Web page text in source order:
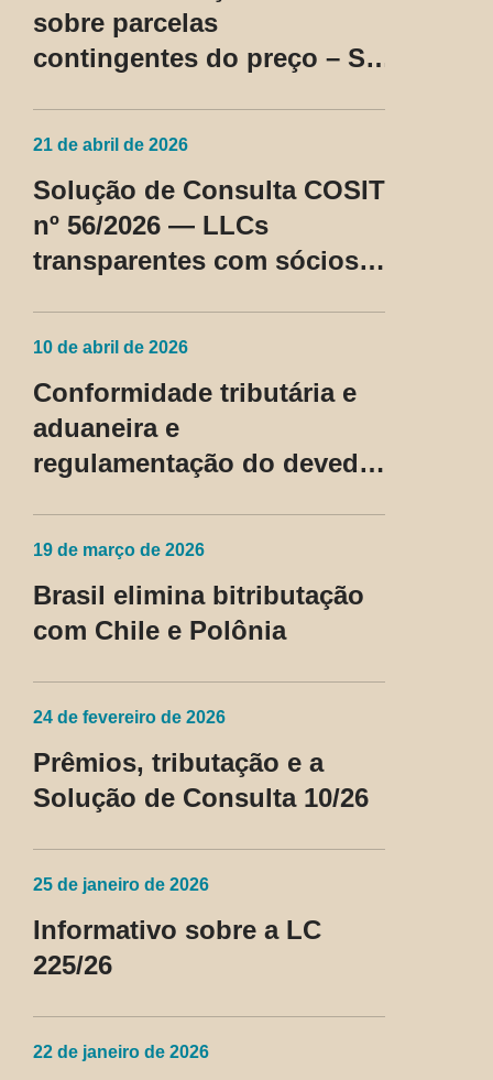
sobre parcelas
contingentes do preço – SC
21 de abril de 2026
Solução de Consulta COSIT
nº 56/2026 — LLCs
transparentes com sócios
10 de abril de 2026
Conformidade tributária e
aduaneira e
regulamentação do devedor
19 de março de 2026
Brasil elimina bitributação
com Chile e Polônia
24 de fevereiro de 2026
Prêmios, tributação e a
Solução de Consulta 10/26
25 de janeiro de 2026
Informativo sobre a LC
225/26
22 de janeiro de 2026